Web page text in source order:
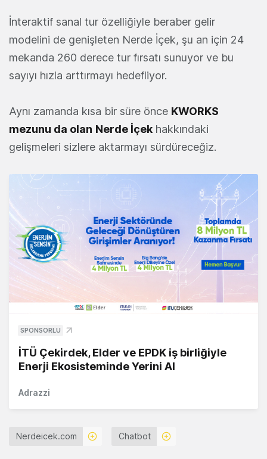
İnteraktif sanal tur özelliğiyle beraber gelir
modelini de genişleten Nerde İçek, şu an için 24
mekanda 260 derece tur fırsatı sunuyor ve bu
sayıyı hızla arttırmayı hedefliyor.
Aynı zamanda kısa bir süre önce KWORKS
mezunu da olan Nerde İçek hakkındaki
gelişmeleri sizlere aktarmayı sürdüreceğiz.
SPONSORLU
İTÜ Çekirdek, Elder ve EPDK iş birliğiyle
Enerji Ekosisteminde Yerini Al
Adrazzi
Nerdeicek.com Chatbot